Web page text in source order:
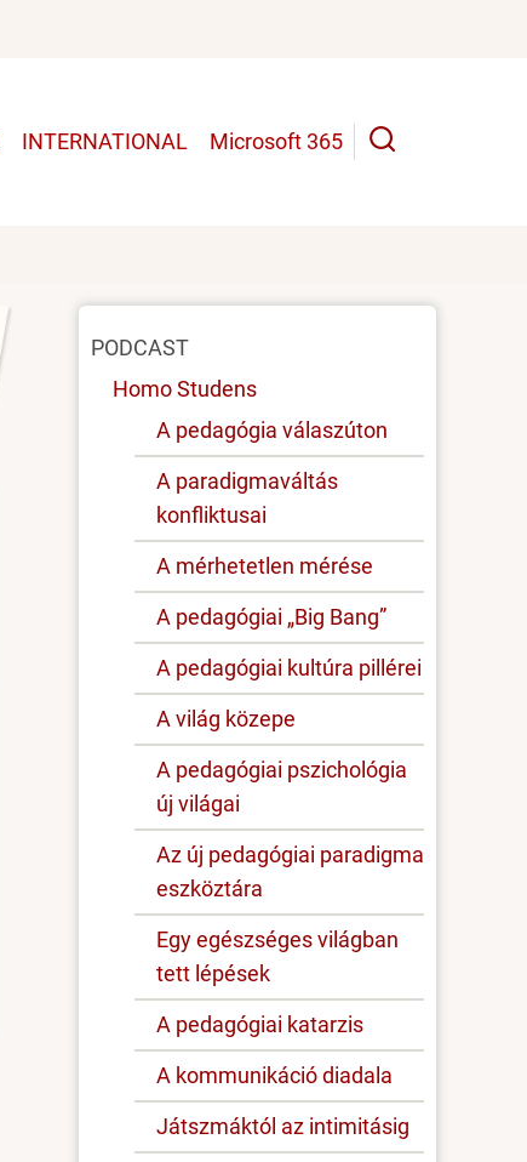
INTERNATIONAL Microsoft 365
Oldal
menü
PODCAST
Homo Studens
A pedagógia válaszúton
A paradigmaváltás
konfliktusai
A mérhetetlen mérése
A pedagógiai „Big Bang”
A pedagógiai kultúra pillérei
A világ közepe
A pedagógiai pszichológia
új világai
Az új pedagógiai paradigma
eszköztára
Egy egészséges világban
tett lépések
A pedagógiai katarzis
A kommunikáció diadala
Játszmáktól az intimitásig